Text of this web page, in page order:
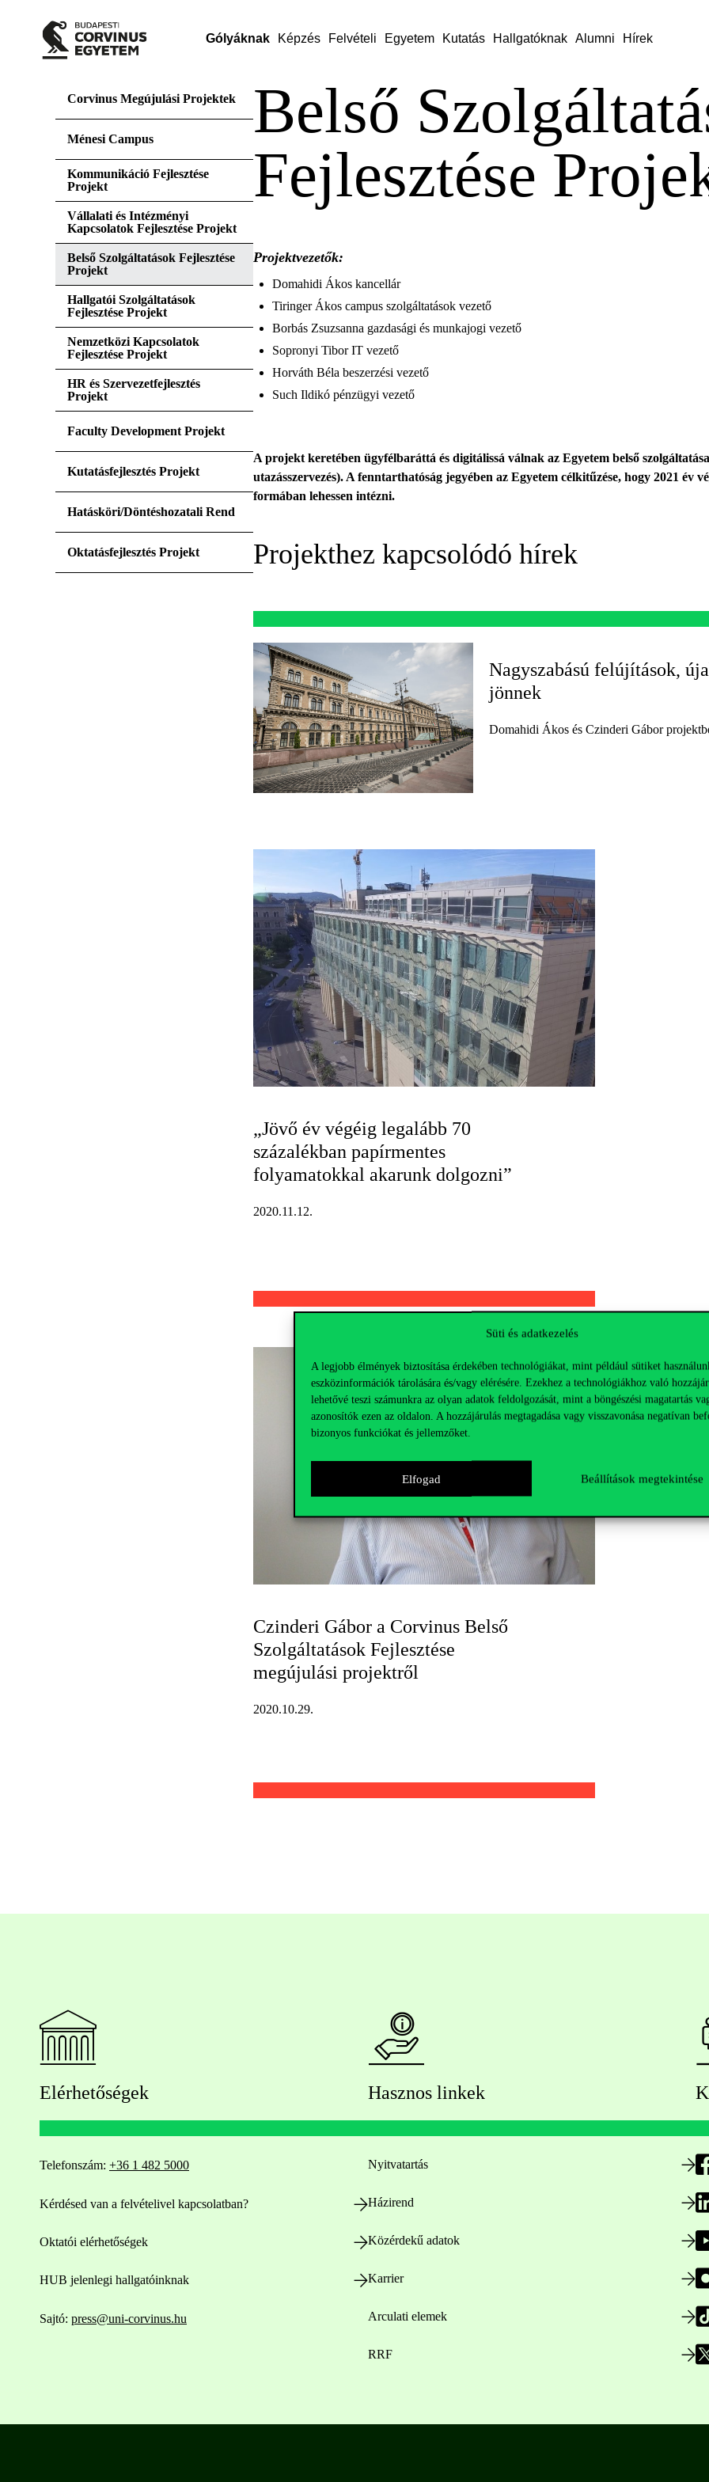
Süti és adatkezelés
A legjobb élmények biztosítása érdekében technológiákat, mint például sütiket
eszközinformációk tárolására és/vagy elérésére. Ezekhez a technológiákhoz való
lehetővé teszi számunkra az olyan adatok feldolgozását, mint a böngészési magatartás
azonosítók ezen az oldalon. A hozzájárulás megtagadása vagy visszavonása negatívan
bizonyos funkciókat és jellemzőket.
Elfogad Beállítások megtekintése
Gólyáknak Képzés Felvételi Egyetem Kutatás Hallgatóknak Alumni Hírek
Corvinus Megújulási Projektek
Ménesi Campus
Kommunikáció Fejlesztése
Projekt
Vállalati és Intézményi
Kapcsolatok Fejlesztése Projekt
Belső Szolgáltatások Fejlesztése
Projekt
Hallgatói Szolgáltatások
Fejlesztése Projekt
Nemzetközi Kapcsolatok
Fejlesztése Projekt
HR és Szervezetfejlesztés
Projekt
Faculty Development Projekt
Kutatásfejlesztés Projekt
Hatásköri/Döntéshozatali Rend
Oktatásfejlesztés Projekt
Belső
Fejlesztése
Projektvezetők:
Domahidi Ákos kancellár
Tiringer Ákos campus szolgáltatások vezető
Borbás Zsuzsanna gazdasági és munkajogi vezető
Sopronyi Tibor IT vezető
Horváth Béla beszerzési vezető
Such Ildikó pénzügyi vezető
A projekt keretében ügyfélbaráttá és digitálissá válnak az Egyetem belső
utazásszervezés). A fenntarthatóság jegyében az Egyetem célkitűzése, hogy 2021 év
formában lehessen intézni.
Projekthez kapcsolódó hírek
Nagyszabású felújítások,
jönnek
Domahidi Ákos és Czinderi Gábor
„Jövő év végéig legalább 70
százalékban papírmentes
folyamatokkal akarunk dolgozni”
2020.11.12.
Czinderi Gábor a Corvinus Belső
Szolgáltatások Fejlesztése
megújulási projektről
2020.10.29.
Elérhetőségek
Telefonszám: +36 1 482 5000
Kérdésed van a felvételivel kapcsolatban?
Oktatói elérhetőségek
HUB jelenlegi hallgatóinknak
Sajtó: press@uni-corvinus.hu
Hasznos linkek
Nyitvatartás
Házirend
Közérdekű adatok
Karrier
Arculati elemek
RRF